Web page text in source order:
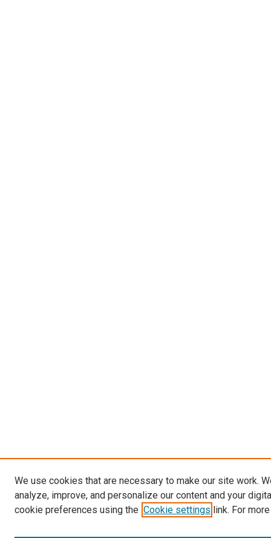
We use cookies that are necessary to make our site work.
analyze, improve, and personalize our content and your
cookie preferences using the Cookie settings link. For